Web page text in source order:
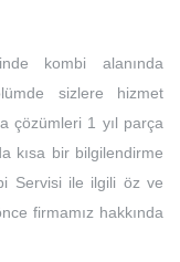
kombi alanında
sizlere hizmet
çözümleri 1 yıl parça
kısa bir bilgilendirme
Servisi ile ilgili öz ve
firmamız hakkında